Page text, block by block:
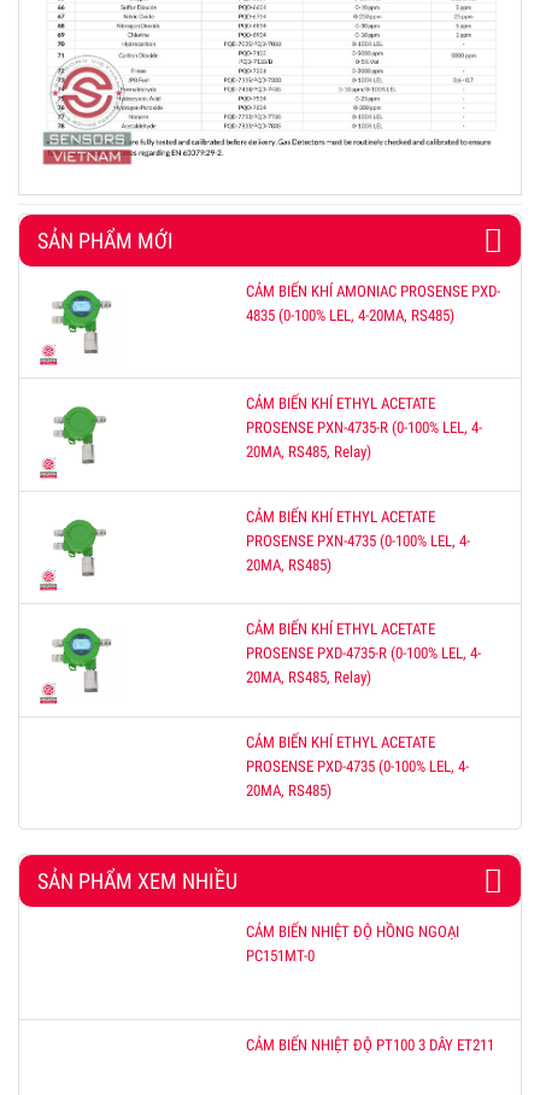
SẢN PHẨM MỚI
CẢM BIẾN KHÍ AMONIAC PROSENSE PXD-
4835 (0-100% LEL, 4-20MA, RS485)
CẢM BIẾN KHÍ ETHYL ACETATE
PROSENSE PXN-4735-R (0-100% LEL, 4-
20MA, RS485, Relay)
CẢM BIẾN KHÍ ETHYL ACETATE
PROSENSE PXN-4735 (0-100% LEL, 4-
20MA, RS485)
CẢM BIẾN KHÍ ETHYL ACETATE
PROSENSE PXD-4735-R (0-100% LEL, 4-
20MA, RS485, Relay)
CẢM BIẾN KHÍ ETHYL ACETATE
PROSENSE PXD-4735 (0-100% LEL, 4-
20MA, RS485)
SẢN PHẨM XEM NHIỀU
CẢM BIẾN NHIỆT ĐỘ HỒNG NGOẠI
PC151MT-0
CẢM BIẾN NHIỆT ĐỘ PT100 3 DÂY ET211